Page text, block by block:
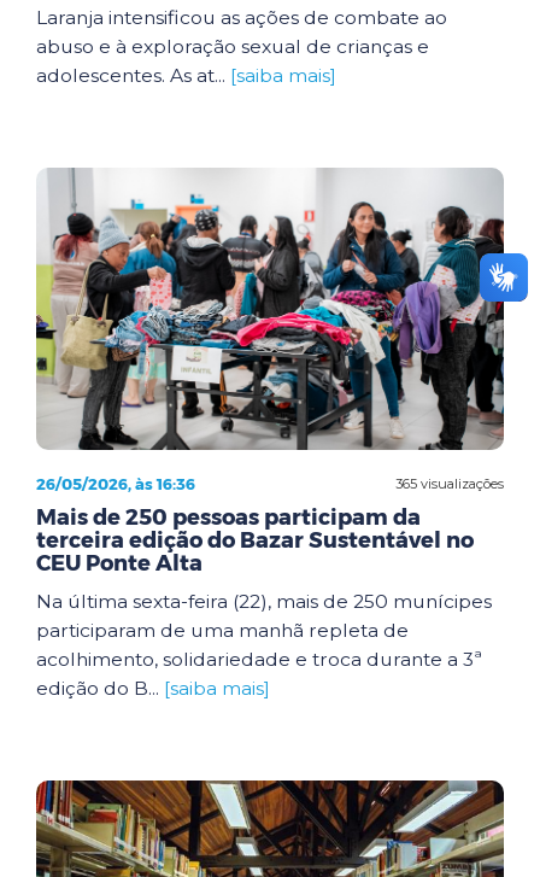
Laranja intensificou as ações de combate ao
abuso e à exploração sexual de crianças e
adolescentes. As at... [saiba mais]
365 visualizações
26/05/2026, às 16:36
Mais de 250 pessoas participam da
terceira edição do Bazar Sustentável no
CEU Ponte Alta
Na última sexta-feira (22), mais de 250 munícipes
participaram de uma manhã repleta de
acolhimento, solidariedade e troca durante a 3ª
edição do B... [saiba mais]